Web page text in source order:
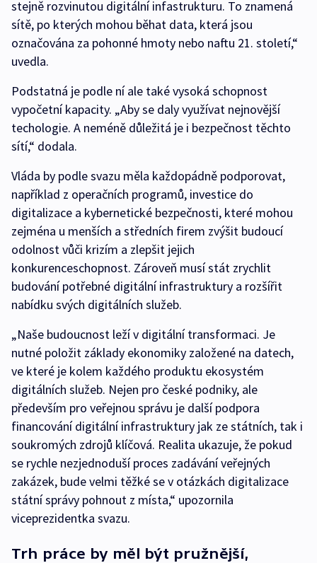
stejně rozvinutou digitální infastrukturu. To znamená
sítě, po kterých mohou běhat data, která jsou
označována za pohonné hmoty nebo naftu 21. století,“
uvedla.
Podstatná je podle ní ale také vysoká schopnost
vypočetní kapacity. „Aby se daly využívat nejnovější
techologie. A neméně důležitá je i bezpečnost těchto
sítí,“ dodala.
Vláda by podle svazu měla každopádně podporovat,
například z operačních programů, investice do
digitalizace a kybernetické bezpečnosti, které mohou
zejména u menších a středních firem zvýšit budoucí
odolnost vůči krizím a zlepšit jejich
konkurenceschopnost. Zároveň musí stát zrychlit
budování potřebné digitální infrastruktury a rozšířit
nabídku svých digitálních služeb.
„Naše budoucnost leží v digitální transformaci. Je
nutné položit základy ekonomiky založené na datech,
ve které je kolem každého produktu ekosystém
digitálních služeb. Nejen pro české podniky, ale
především pro veřejnou správu je další podpora
financování digitální infrastruktury jak ze státních, tak i
soukromých zdrojů klíčová. Realita ukazuje, že pokud
se rychle nezjednoduší proces zadávání veřejných
zakázek, bude velmi těžké se v otázkách digitalizace
státní správy pohnout z místa,“ upozornila
viceprezidentka svazu.
Trh práce by měl být pružnější,